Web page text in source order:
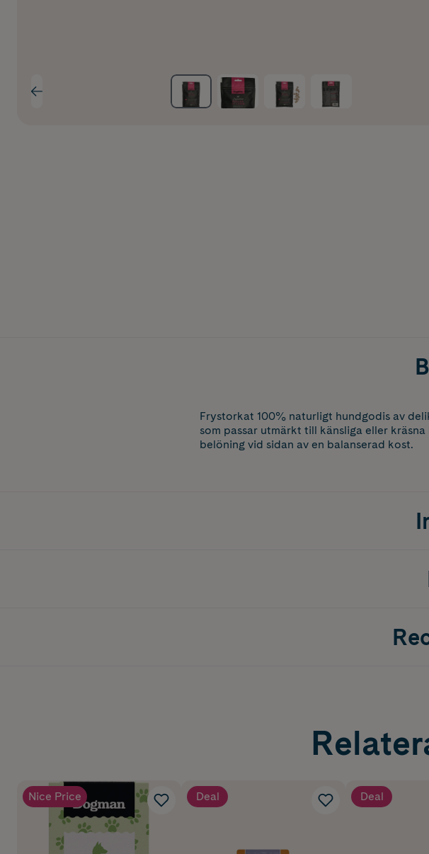
Frystorkat 100% naturligt hundgodis av
som passar utmärkt till känsliga eller
belöning vid sidan av en balanserad kost.
Nice Price Deal Deal